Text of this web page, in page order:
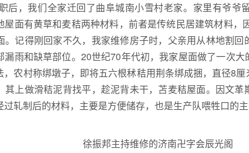
后，我们全家迁回了曲阜城南小雪村老家。家里有爷爷
屋面有黄草和麦秸两种材料，前者是传统民居建筑材料，
。记得刚回家不久，我家维修房子时，父亲用从林地割
漏雨和缺草部位。20世纪70年代初，我家屋面做了一次
，农村称绑墩子，即将五六根秫秸用荆条绑成捆，直径8
其上做滑秸泥背找平，趁泥背未干，苫麦秸屋面。因文
轧制后的材料，主要是方便储存，也是生产队喂牲口的主
徐振邦主持维修的济南卍字会辰光阁